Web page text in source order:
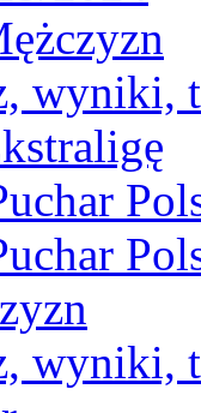
wyniki,
wyniki,